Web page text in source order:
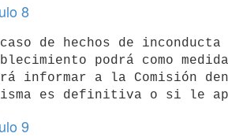
8
podrá como
informar a la Comisión
9